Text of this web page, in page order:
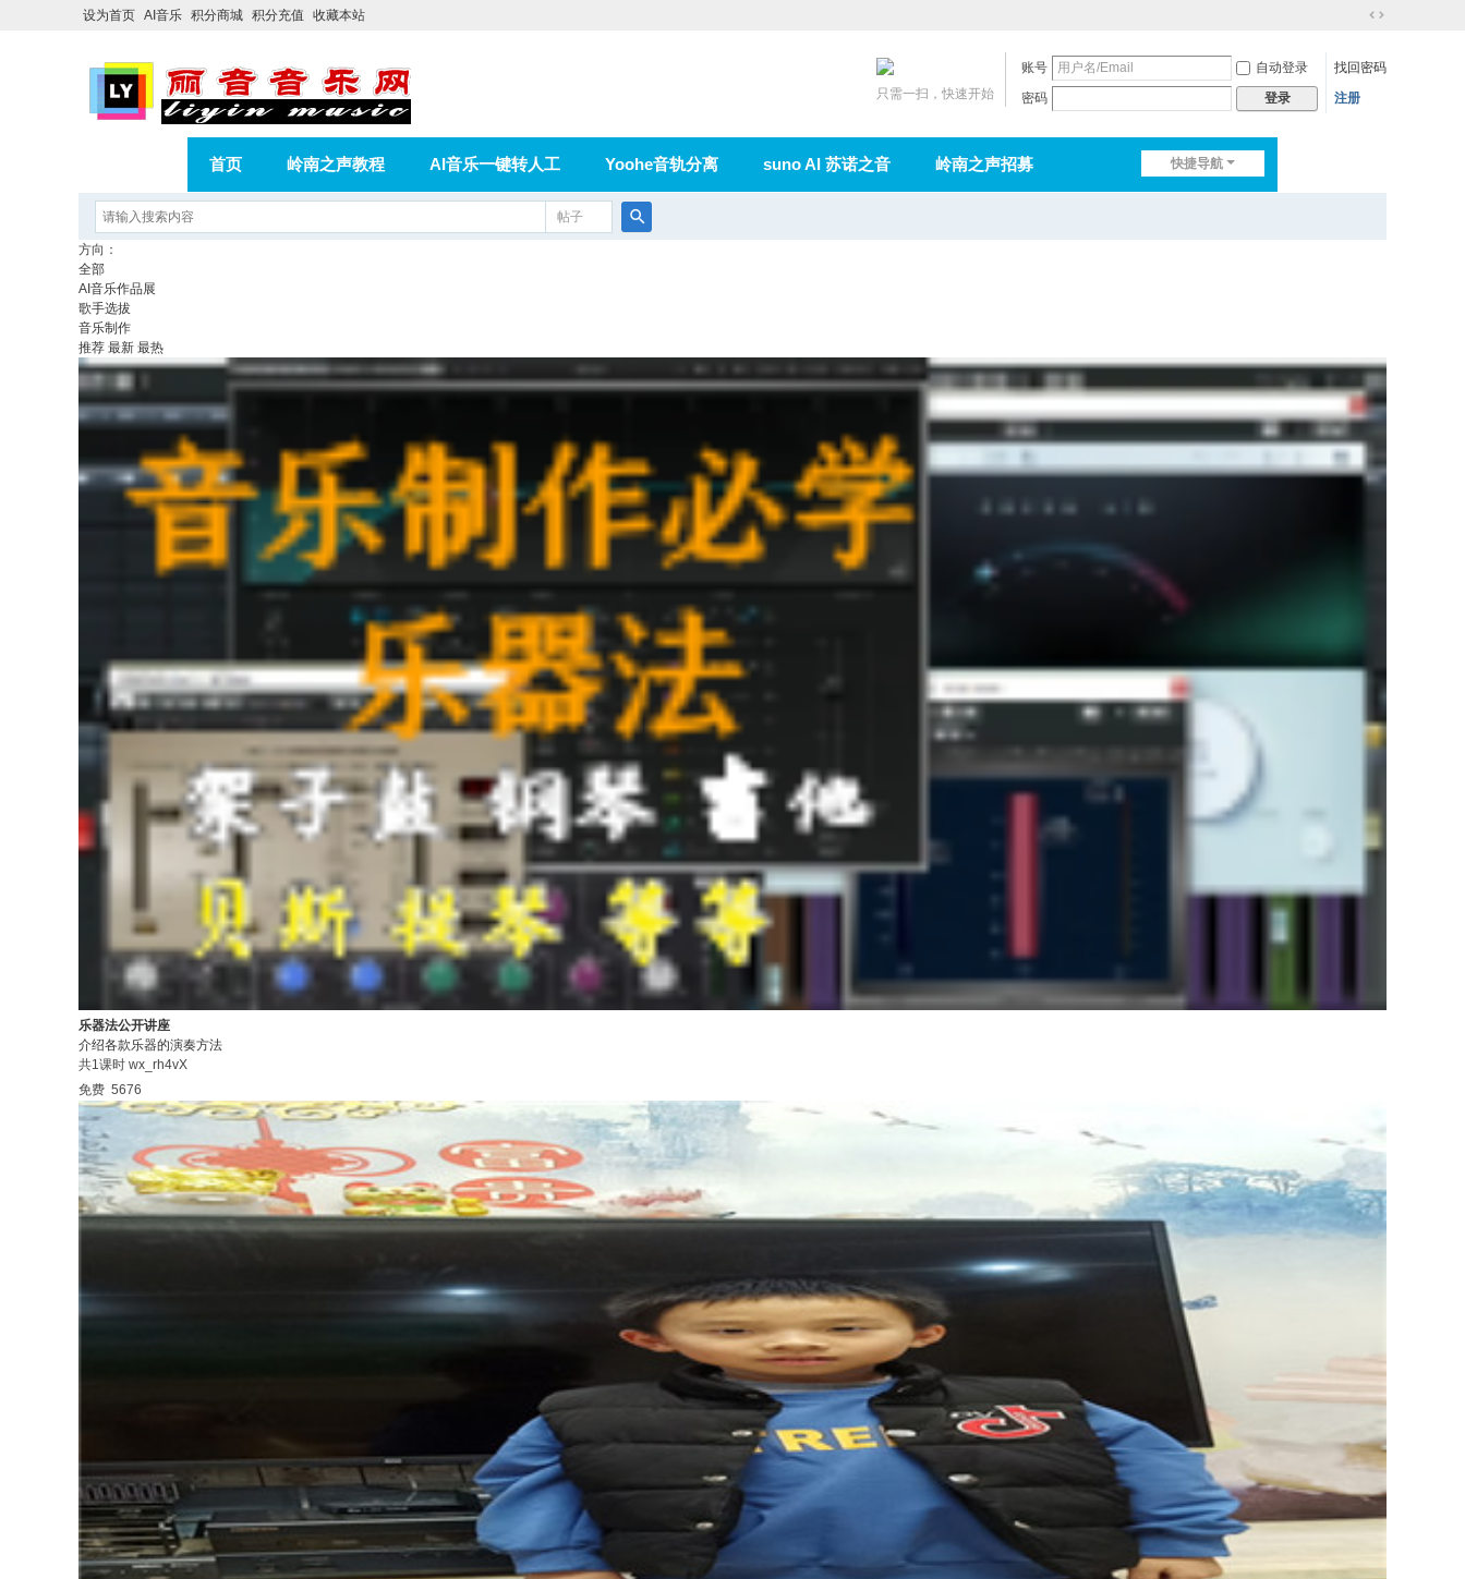
设为首页 AI音乐 积分商城 积分充值 收藏本站
到
账号 自动登录
找回密码
密码
登录 注册
只需一扫，快速开始
快捷导航
首页 岭南之声教程 AI音乐一键转人工 Yoohe音轨分离 suno AI 苏诺之音 岭南之声招募
在线论坛
帖子
方向：
全部
AI音乐作品展
歌手选拔
音乐制作
推荐 最新 最热
乐器法公开讲座
介绍各款乐器的演奏方法
共1课时 wx_rh4vX
免费 5676